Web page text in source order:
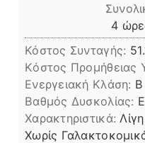
4
Κόστος Συνταγής:
Kόστος Προμήθειας
Ενεργειακή Κλάση: B
Βαθμός Δυσκολίας:
Χαρακτηριστικά:
Χωρίς